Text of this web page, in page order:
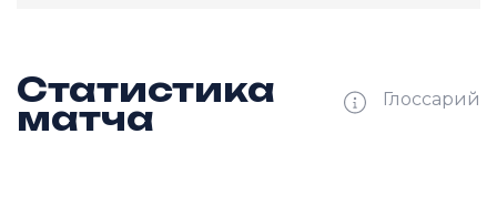
Статистика
матча Глоссарий